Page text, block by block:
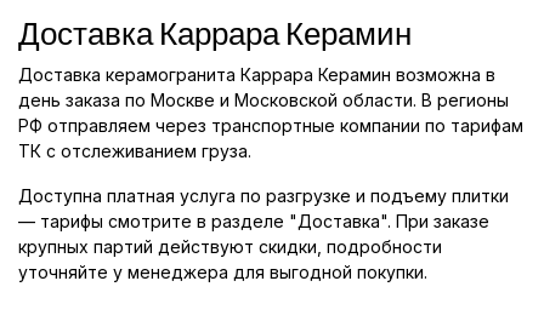
Доставка Каррара Керамин
Доставка керамогранита Каррара Керамин возможна в
день заказа по Москве и Московской области. В регионы
РФ отправляем через транспортные компании по тарифам
ТК с отслеживанием груза.
Доступна платная услуга по разгрузке и подъему плитки
— тарифы смотрите в разделе "Доставка". При заказе
крупных партий действуют скидки, подробности
уточняйте у менеджера для выгодной покупки.